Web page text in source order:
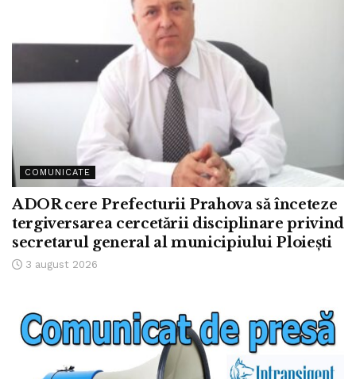
COMUNICATE
ADOR cere Prefecturii Prahova să înceteze
tergiversarea cercetării disciplinare privind
secretarul general al municipiului Ploiești
3 august 2026